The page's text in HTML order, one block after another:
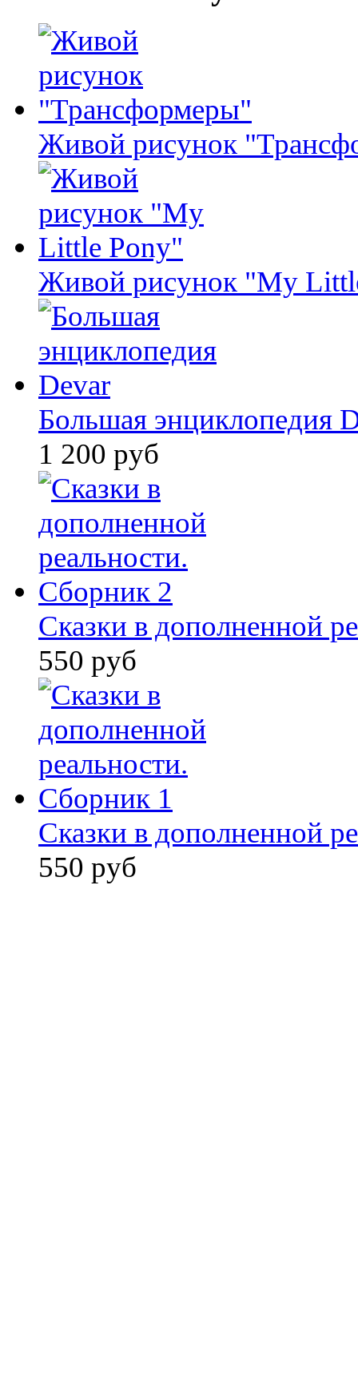
Живой рисунок
Живой рисунок "My
Большая энциклопедия
1 200 руб
Сказки в дополненной
550 руб
Сказки в дополненной
550 руб